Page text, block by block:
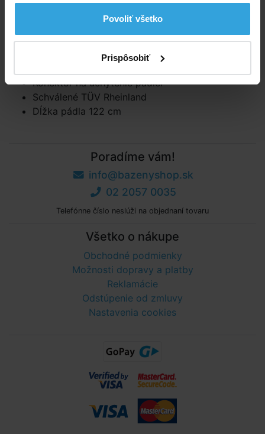
Povoliť všetko
Prispôsobiť
a plastové pádla.
Vlastnosti:
Vysoko kvalitné pádla z kombinácie hliníka a
Konektor na uchytenie pádiel
Schválené TÜV Rheinland
Dĺžka pádla 122 cm
Poradíme vám!
info@bazenyshop.sk
02 2057 0035
Telefónne číslo neslúži na objednaní tovaru
Všetko o nákupe
Obchodné podmienky
Možnosti dopravy a platby
Reklamácie
Odstúpenie od zmluvy
Nastavenia cookies